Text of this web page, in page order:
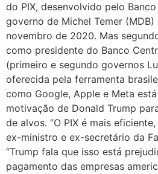
do PIX, desenvolvido pelo
governo de Michel Temer (MDB)
novembro de 2020. Mas
como presidente do Banco
(primeiro e segundo governos
oferecida pela ferramenta
como Google, Apple e Meta
motivação de Donald Trump
de alvos. “O PIX é mais
ex-ministro e ex-secretário da
“Trump fala que isso está
pagamento das empresas